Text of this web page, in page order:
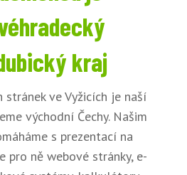
kraj
stránek ve Vyžicích je naší
východní Čechy. Našim
s prezentací na
pro ně webové stránky, e-